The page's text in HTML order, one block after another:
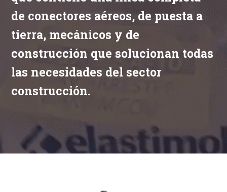
de conectores aéreos, de puesta a
tierra, mecánicos y de
construcción que solucionan todas
las necesidades del sector
construcción.